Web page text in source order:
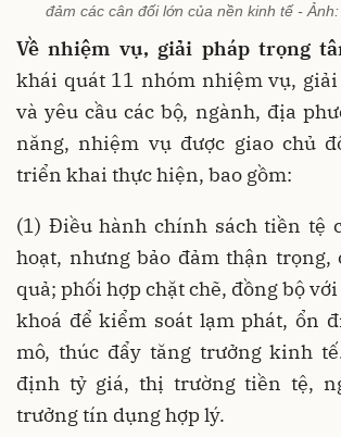
đảm các cân đối lớn của nền kinh tế -
Về nhiệm vụ, giải pháp trọng
khái quát 11 nhóm nhiệm vụ,
và yêu cầu các bộ, ngành, địa
năng, nhiệm vụ được giao chủ
triển khai thực hiện, bao gồm:
(1) Điều hành chính sách tiền tệ
hoạt, nhưng bảo đảm thận trọng,
quả; phối hợp chặt chẽ, đồng bộ
khoá để kiểm soát lạm phát, ổn
mô, thúc đẩy tăng trưởng kinh
định tỷ giá, thị trường tiền tệ,
trưởng tín dụng hợp lý.